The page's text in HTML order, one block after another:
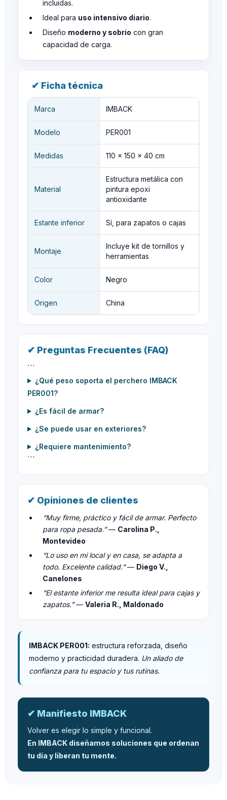
incluidas.
Ideal para uso intensivo diario.
Diseño moderno y sobrio con gran
capacidad de carga.
✔ Ficha técnica
Marca IMBACK
Modelo PER001
Medidas 110 × 150 × 40 cm
Material
Estructura metálica con
pintura epoxi
antioxidante
Estante inferior Sí, para zapatos o cajas
Montaje
Incluye kit de tornillos y
herramientas
Color Negro
Origen China
✔ Preguntas Frecuentes (FAQ)
```
¿Qué peso soporta el perchero IMBACK
PER001?
¿Es fácil de armar?
¿Se puede usar en exteriores?
¿Requiere mantenimiento?
```
✔ Opiniones de clientes
“Muy firme, práctico y fácil de armar. Perfecto
para ropa pesada.”— Carolina P.,
Montevideo
“Lo uso en mi local y en casa, se adapta a
todo. Excelente calidad.”— Diego V.,
Canelones
“El estante inferior me resulta ideal para cajas y
zapatos.”— Valeria R., Maldonado
IMBACK PER001: estructura reforzada, diseño
moderno y practicidad duradera. Un aliado de
confianza para tu espacio y tus rutinas.
✔ Manifiesto IMBACK
Volver es elegir lo simple y funcional.
En IMBACK diseñamos soluciones que ordenan
tu día y liberan tu mente.